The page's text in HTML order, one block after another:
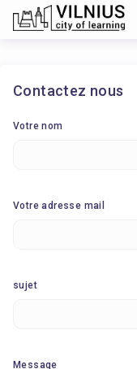
Contactez nous
Votre nom
Votre adresse mail
sujet
Message